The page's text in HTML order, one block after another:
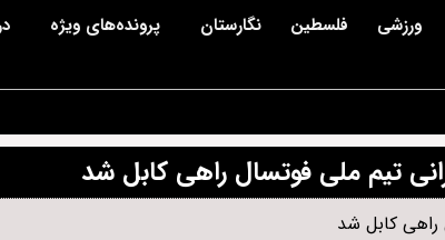
ورزشی فلسطین نگارستان پرونده‌های ویژه
تیم ملی فوتسال راهی کابل شد
راهی کابل شد